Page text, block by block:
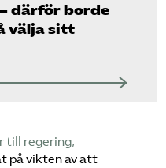
därför borde
välja sitt
till regering,
på vikten av att